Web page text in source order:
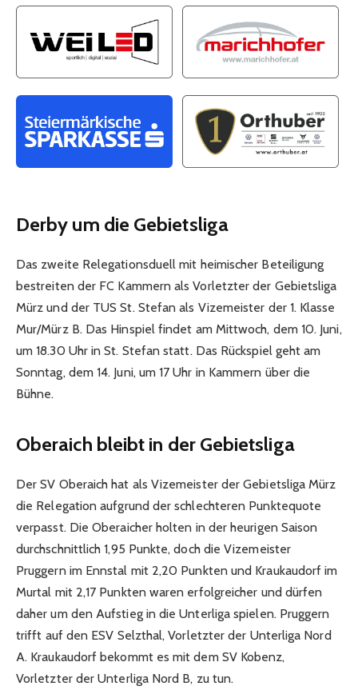
Derby um die Gebietsliga
Das zweite Relegationsduell mit heimischer Beteiligung
bestreiten der FC Kammern als Vorletzter der Gebietsliga
Mürz und der TUS St. Stefan als Vizemeister der 1. Klasse
Mur/Mürz B. Das Hinspiel findet am Mittwoch, dem 10. Juni,
um 18.30 Uhr in St. Stefan statt. Das Rückspiel geht am
Sonntag, dem 14. Juni, um 17 Uhr in Kammern über die
Bühne.
Oberaich bleibt in der Gebietsliga
Der SV Oberaich hat als Vizemeister der Gebietsliga Mürz
die Relegation aufgrund der schlechteren Punktequote
verpasst. Die Oberaicher holten in der heurigen Saison
durchschnittlich 1,95 Punkte, doch die Vizemeister
Pruggern im Ennstal mit 2,20 Punkten und Kraukaudorf im
Murtal mit 2,17 Punkten waren erfolgreicher und dürfen
daher um den Aufstieg in die Unterliga spielen. Pruggern
trifft auf den ESV Selzthal, Vorletzter der Unterliga Nord
A. Kraukaudorf bekommt es mit dem SV Kobenz,
Vorletzter der Unterliga Nord B, zu tun.